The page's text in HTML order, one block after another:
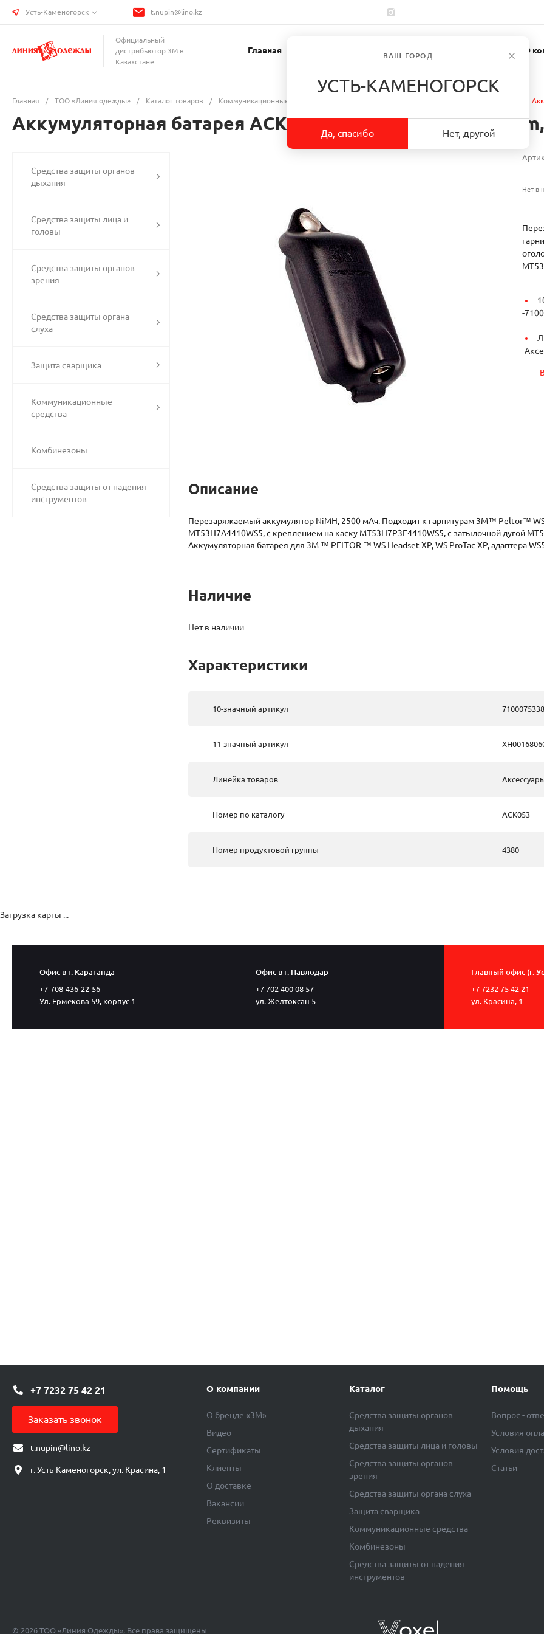
Усть-Каменогорск
ВАШ ГОРОД
УСТЬ-КАМЕНОГОРСК
Да, спасибо Нет, другой
t.nupin@lino.kz
Официальный
дистрибьютор 3М в
Казахстане
Главная О
Главная / ТОО «Линия одежды» / Каталог товаров / Коммуникационные средства
Аккумуляторная батарея АCK053 для наушников
Средства защиты органов
дыхания
Средства защиты лица и
головы
Средства защиты органов
зрения
Средства защиты органа
слуха
Защита сварщика
Коммуникационные
средства
Комбинезоны
Средства защиты от падения
инструментов
Нет в
-
-
Описание
Перезаряжаемый аккумулятор NiMH, 2500 мАч. Подходит к гарнитурам 3M™ Peltor™
MT53H7A4410WS5, с креплением на каску MT53H7Р3Е4410WS5, с затылочной дугой
Аккумуляторная батарея для 3M ™ PELTOR ™ WS Headset XP, WS ProTac XP, адаптера
Наличие
Нет в наличии
Характеристики
10-значный артикул 7100075338
11-значный артикул
Линейка товаров
Номер по каталогу ACK053
Номер продуктовой группы 4380
Офис в г. Караганда
+7-708-436-22-56
Ул. Ермекова 59, корпус 1
Офис в г. Павлодар
+7 702 400 08 57
ул. Желтоксан 5
Главный офис (г.
+7 7232 75 42 21
ул. Красина, 1
Загрузка карты ...
+7 7232 75 42 21
Заказать звонок
t.nupin@lino.kz
г. Усть-Каменогорск, ул. Красина, 1
О компании
О бренде «3М»
Видео
Сертификаты
Клиенты
О доставке
Вакансии
Реквизиты
Каталог
Средства защиты органов
дыхания
Средства защиты лица и головы
Средства защиты органов
зрения
Средства защиты органа слуха
Защита сварщика
Коммуникационные средства
Комбинезоны
Средства защиты от падения
инструментов
Помощь
Вопрос -
Условия
Условия
Статьи
© 2026 ТОО «Линия Одежды», Все права защищены